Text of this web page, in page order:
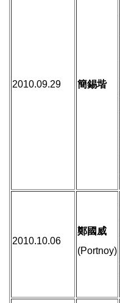
2010.09.29 簡錫堦
2010.10.06
鄭國威
(Portnoy)